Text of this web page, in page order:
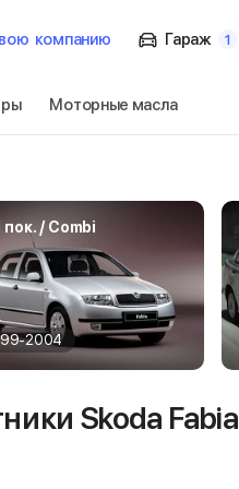
компанию Гараж 1
Моторные масла
пок. / Combi
2004
Skoda Fabia